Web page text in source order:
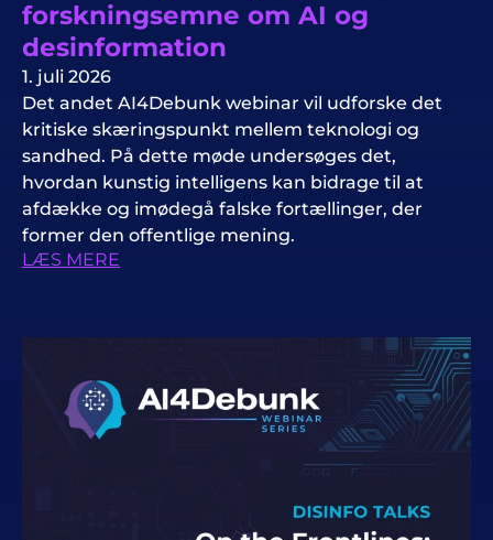
forskningsemne om AI og
desinformation
1. juli 2026
Det andet AI4Debunk webinar vil udforske det
kritiske skæringspunkt mellem teknologi og
sandhed. På dette møde undersøges det,
hvordan kunstig intelligens kan bidrage til at
afdække og imødegå falske fortællinger, der
former den offentlige mening.
LÆS MERE